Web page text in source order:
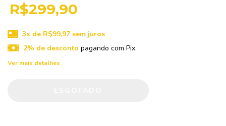
R$299,90
3x de R$99,97sem juros
2% de desconto pagando com Pix
Ver mais detalhes